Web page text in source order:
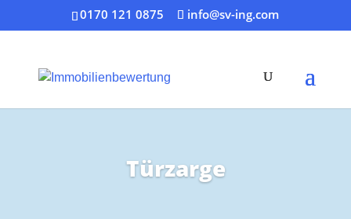
0170 121 0875 info@sv-ing.com
Türzarge